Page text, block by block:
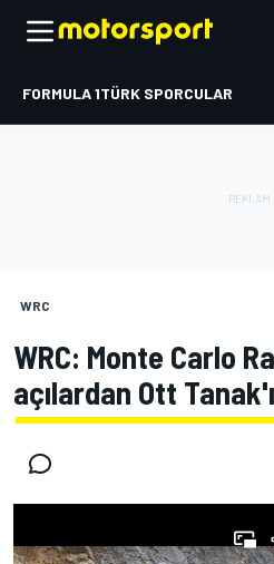
FORMULA 1TÜRK SPORCULAR
WRC
WRC: Monte Carlo
açılardan Ott